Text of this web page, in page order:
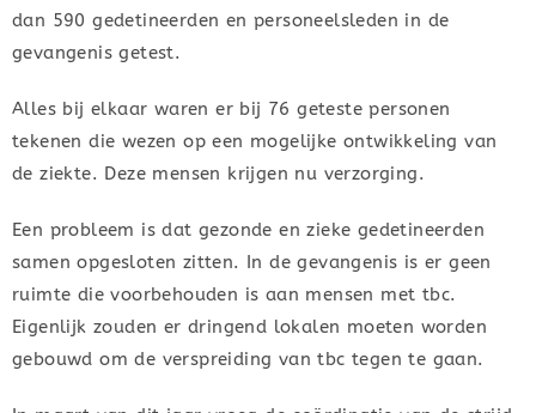
dan 590 gedetineerden en personeelsleden in de
gevangenis getest.
Alles bij elkaar waren er bij 76 geteste personen
tekenen die wezen op een mogelijke ontwikkeling van
de ziekte. Deze mensen krijgen nu verzorging.
Een probleem is dat gezonde en zieke gedetineerden
samen opgesloten zitten. In de gevangenis is er geen
ruimte die voorbehouden is aan mensen met tbc.
Eigenlijk zouden er dringend lokalen moeten worden
gebouwd om de verspreiding van tbc tegen te gaan.